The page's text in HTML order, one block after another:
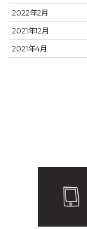
2022年2月
2021年12月
2021年4月